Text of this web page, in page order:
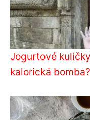
Jogurtové
kalorická bomba?